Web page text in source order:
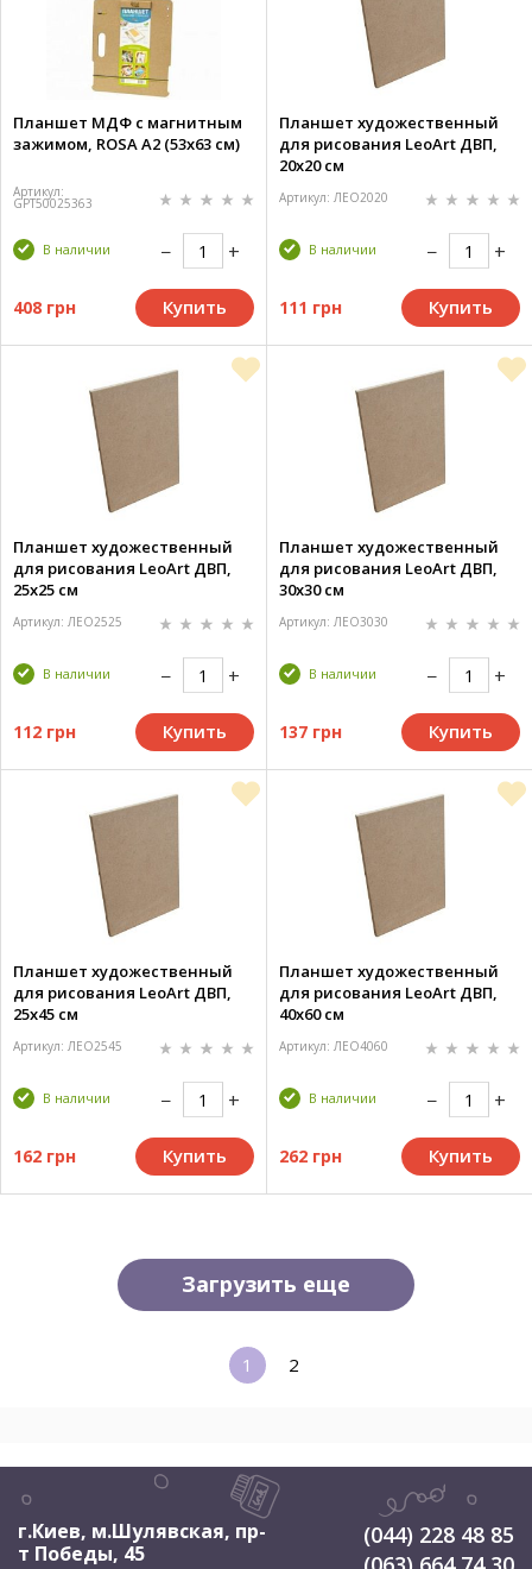
Планшет МДФ с магнитным
зажимом, ROSA А2 (53x63 см)
Артикул:
GPT50025363
В наличии
408 грн Купить
Планшет художественный
для рисования LeoArt ДВП,
20х20 см
Артикул: ЛЕО2020
В наличии
111 грн Купить
Планшет художественный
для рисования LeoArt ДВП,
25х25 см
Артикул: ЛЕО2525
В наличии
112 грн Купить
Планшет художественный
для рисования LeoArt ДВП,
30х30 см
Артикул: ЛЕО3030
В наличии
137 грн Купить
Планшет художественный
для рисования LeoArt ДВП,
25х45 см
Артикул: ЛЕО2545
В наличии
162 грн Купить
Планшет художественный
для рисования LeoArt ДВП,
40х60 см
Артикул: ЛЕО4060
В наличии
262 грн Купить
Загрузить еще
1 2
г.Киев, м.Шулявская, пр-
т Победы, 45
(044) 228 48 85